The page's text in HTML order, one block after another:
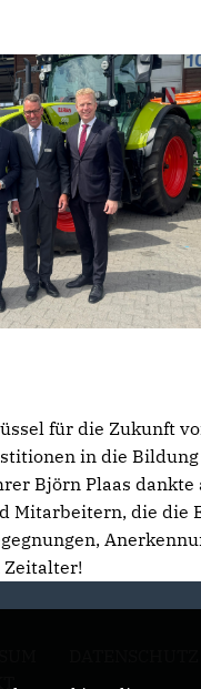
für die Zukunft
in die
Björn Plaas
Mitarbeitern, die die